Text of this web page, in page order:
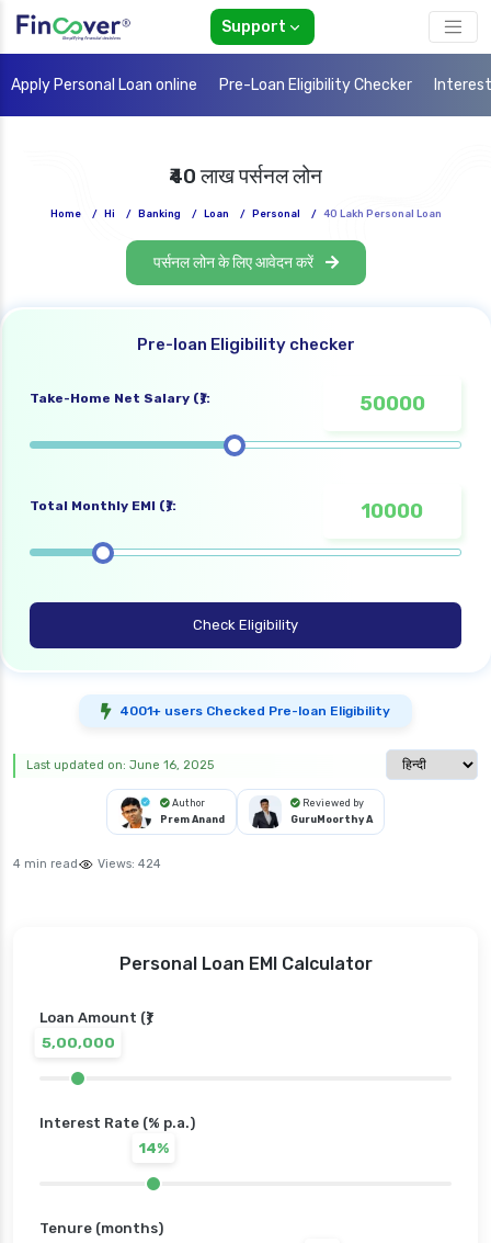
Support
Apply Personal Loan online Pre-Loan Eligibility Checker
₹40 लाख पर्सनल लोन
Home / Hi / Banking / Loan / Personal / 40 Lakh Personal Loan
पर्सनल लोन के लिए आवेदन करें
Pre-loan Eligibility checker
Take-Home Net Salary (₹):
Total Monthly EMI (₹):
Check Eligibility
4001+ users Checked Pre-loan Eligibility
Select
Last updated on: June 16, 2025
Author
Prem Anand
Reviewed by
GuruMoorthy A
4 min read Views: 424
Personal Loan EMI Calculator
Loan Amount (₹)
5,00,000
Interest Rate (% p.a.)
14%
Tenure (months)